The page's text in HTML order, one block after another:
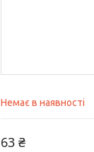
Немає в наявності
63 ₴